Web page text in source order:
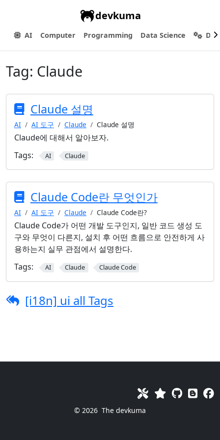
devkuma
AI Computer Programming Data Science
Tag: Claude
Claude 설명
AI AI 도구 Claude Claude 설명
Claude에 대해서 알아보자.
Tags:
AI Claude
Claude Code란 무엇인가
AI AI 도구 Claude Claude Code란?
Claude Code가 어떤 개발 도구인지, 일반 코드 생성 도
구와 무엇이 다른지, 설치 후 어떤 흐름으로 안전하게 사
용하는지 실무 관점에서 설명한다.
Tags:
AI Claude Claude Code
[i18n] ui all Tags
© 2026 The devkuma